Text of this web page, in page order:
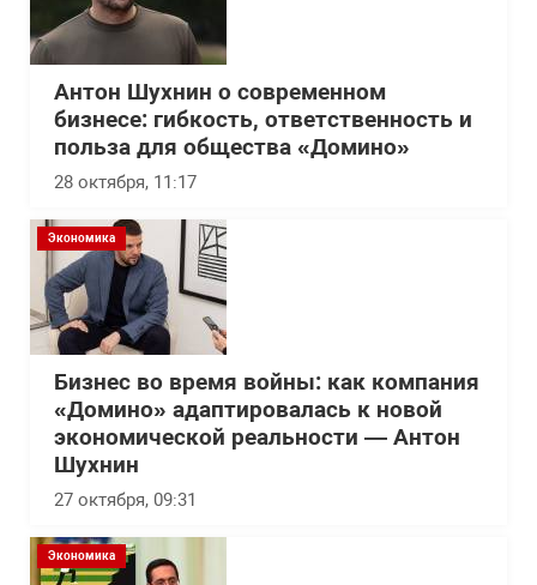
Антон Шухнин о современном
бизнесе: гибкость, ответственность и
польза для общества «Домино»
28 октября, 11:17
Экономика
Бизнес во время войны: как компания
«Домино» адаптировалась к новой
экономической реальности — Антон
Шухнин
27 октября, 09:31
Экономика